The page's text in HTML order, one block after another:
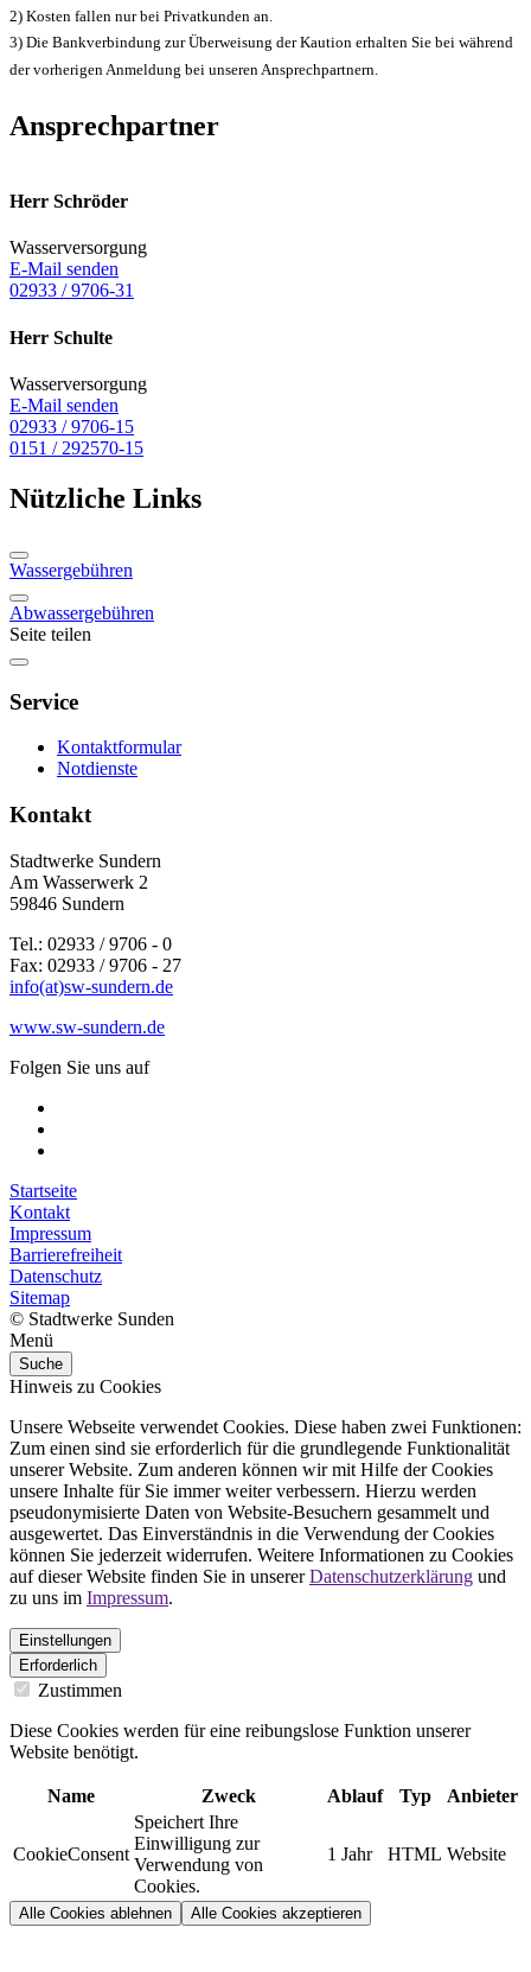
2) Kosten fallen nur bei Privatkunden an.
3) Die Bankverbindung zur Überweisung der Kaution erhalten Sie bei während
der vorherigen Anmeldung bei unseren Ansprechpartnern.
Ansprechpartner
Herr Schröder
Wasserversorgung
E-Mail senden
02933 / 9706-31
Herr Schulte
Wasserversorgung
E-Mail senden
02933 / 9706-15
0151 / 292570-15
Nützliche Links
Wassergebühren
Abwassergebühren
Seite teilen
Service
Kontaktformular
Notdienste
Kontakt
Stadtwerke Sundern
Am Wasserwerk 2
59846 Sundern
Tel.: 02933 / 9706 - 0
Fax: 02933 / 9706 - 27
info(at)sw-sundern.de
www.sw-sundern.de
Folgen Sie uns auf
Startseite
Kontakt
Impressum
Barrierefreiheit
Datenschutz
Sitemap
© Stadtwerke Sunden
Menü
Suche
Hinweis zu Cookies
Unsere Webseite verwendet Cookies. Diese haben zwei Funktionen:
Zum einen sind sie erforderlich für die grundlegende Funktionalität
unserer Website. Zum anderen können wir mit Hilfe der Cookies
unsere Inhalte für Sie immer weiter verbessern. Hierzu werden
pseudonymisierte Daten von Website-Besuchern gesammelt und
ausgewertet. Das Einverständnis in die Verwendung der Cookies
können Sie jederzeit widerrufen. Weitere Informationen zu Cookies
auf dieser Website finden Sie in unsererDatenschutzerklärung und
zu uns im Impressum.
Einstellungen
Erforderlich
Zustimmen
Diese Cookies werden für eine reibungslose Funktion unserer
Website benötigt.
Name Zweck Ablauf Typ Anbieter
CookieConsent
Speichert Ihre
Einwilligung zur
Verwendung von
Cookies.
1 Jahr HTML Website
Alle Cookies ablehnen Alle Cookies akzeptieren